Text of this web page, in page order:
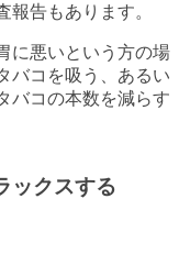
告もあります。
に悪いという方の場
バコを吸う、あるい
バコの本数を減らす
ックスする